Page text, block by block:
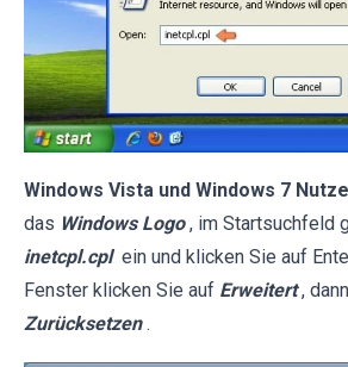
Windows Vista und Windows 7
das Windows Logo , im Startsuchfeld
inetcpl.cpl ein und klicken Sie auf
Fenster klicken Sie auf Erweitert ,
Zurücksetzen .